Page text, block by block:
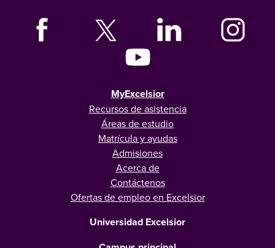
MyExcelsior
Recursos de asistencia
Áreas de estudio
Matrícula y ayudas
Admisiones
Acerca de
Contáctenos
Ofertas de empleo en Excelsior
Universidad Excelsior